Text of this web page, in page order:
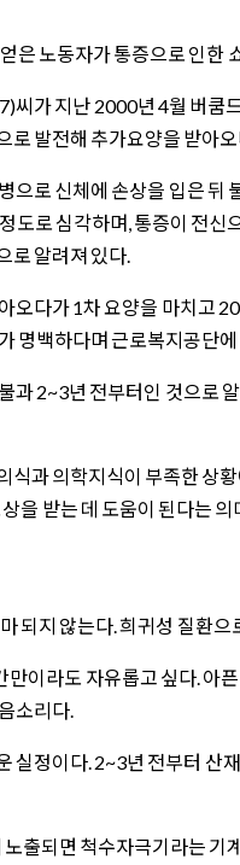
노동자가 통증으로 인한
씨가 지난 2000년 4월 버
발전해 추가요양을 받아
로 신체에 손상을 입은 뒤
도로 심각하며, 통증이 전
로 알려져 있다.
다가 1차 요양을 마치고
명백하다며 근로복지공단
과 2~3년 전부터인 것으로
과 의학지식이 부족한 상
을 받는 데 도움이 된다는 의
되지 않는다. 희귀성 질환
이라도 자유롭고 싶다.
소리다.
정이다. 2~3년 전부터 산
출되면 척수자극기라는